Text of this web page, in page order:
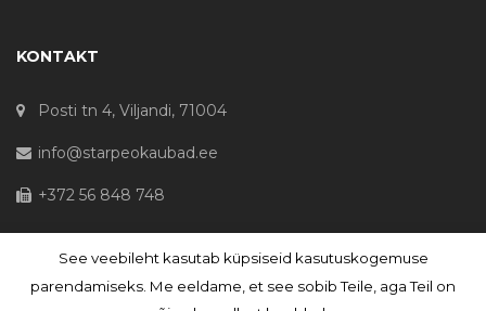
KONTAKT
Posti tn 4, Viljandi, 71004
info@starpeokaubad.ee
+372 56 848 748
© Haljaste OÜ 2020 - Registrikood 10645867
See veebileht kasutab küpsiseid kasutuskogemuse
parendamiseks. Me eeldame, et see sobib Teile, aga Teil on